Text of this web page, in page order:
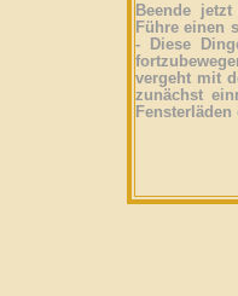
Beende
Führe einen
- Diese
vergeht mit
zunächst